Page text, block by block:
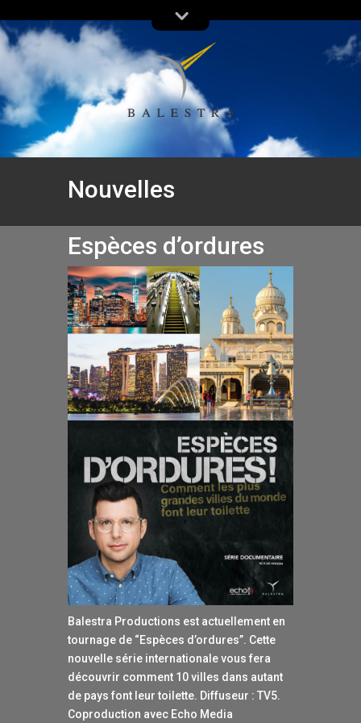
Nouvelles
Espèces d’ordures
Balestra Productions est actuellement en
tournage de “Espèces d’ordures”. Cette
nouvelle série internationale vous fera
découvrir comment 10 villes dans autant
de pays font leur toilette. Diffuseur : TV5.
Coproduction avec Echo Media